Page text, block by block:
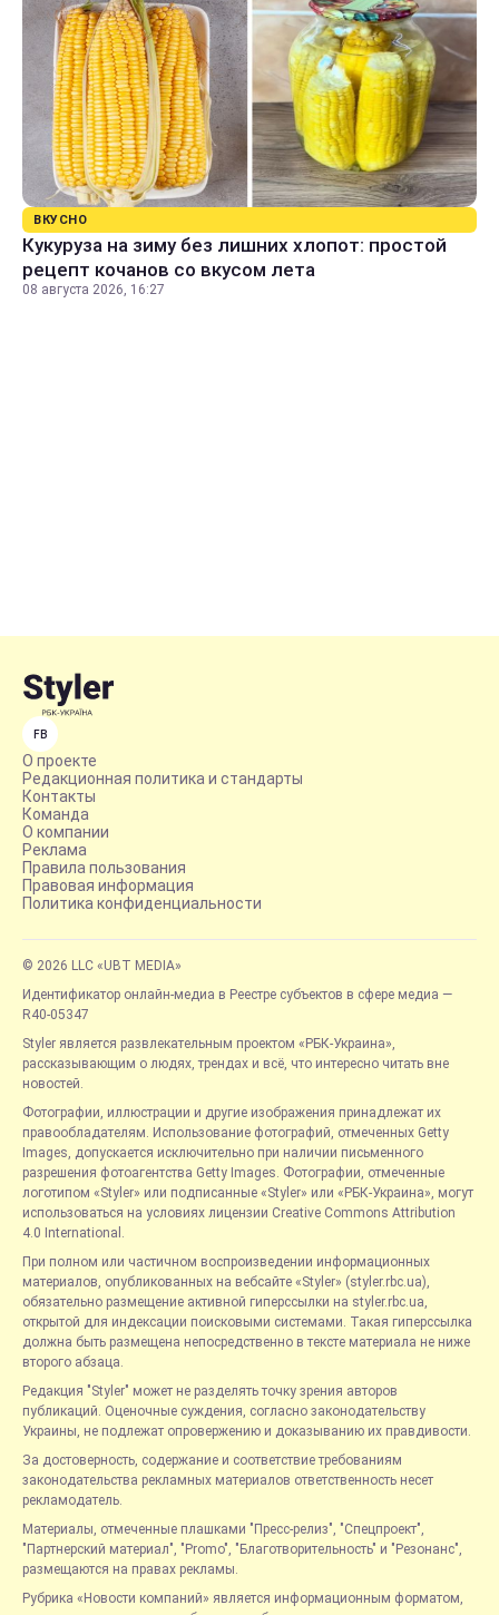
ВКУСНО
Кукуруза на зиму без лишних хлопот: простой
рецепт кочанов со вкусом лета
08 августа 2026, 16:27
FB
О проекте
Редакционная политика и стандарты
Контакты
Команда
О компании
Реклама
Правила пользования
Правовая информация
Политика конфиденциальности
© 2026 LLC «UBT MEDIA»
Идентификатор онлайн-медиа в Реестре субъектов в сфере медиа —
R40-05347
Styler является развлекательным проектом «РБК-Украина»,
рассказывающим о людях, трендах и всё, что интересно читать вне
новостей.
Фотографии, иллюстрации и другие изображения принадлежат их
правообладателям. Использование фотографий, отмеченных Getty
Images, допускается исключительно при наличии письменного
разрешения фотоагентства Getty Images. Фотографии, отмеченные
логотипом «Styler» или подписанные «Styler» или «РБК-Украина», могут
использоваться на условиях лицензии Creative Commons Attribution
4.0 International.
При полном или частичном воспроизведении информационных
материалов, опубликованных на вебсайте «Styler» (styler.rbc.ua),
обязательно размещение активной гиперссылки на styler.rbc.ua,
открытой для индексации поисковыми системами. Такая гиперссылка
должна быть размещена непосредственно в тексте материала не ниже
второго абзаца.
Редакция "Styler" может не разделять точку зрения авторов
публикаций. Оценочные суждения, согласно законодательству
Украины, не подлежат опровержению и доказыванию их правдивости.
За достоверность, содержание и соответствие требованиям
законодательства рекламных материалов ответственность несет
рекламодатель.
Материалы, отмеченные плашками "Пресс-релиз", "Спецпроект",
"Партнерский материал", "Promo", "Благотворительность" и "Резонанс",
размещаются на правах рекламы.
Рубрика «Новости компаний» является информационным форматом,